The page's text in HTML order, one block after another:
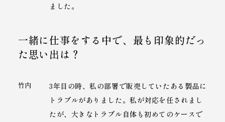
ました。
一緒に仕事をする中で、 最も印象的だっ
た思い出は？
竹内
3年目の時、私の部署で販売していたある製品に
トラブルがありました。私が対応を任されまし
たが、大きなトラブル自体も初めてのケースで